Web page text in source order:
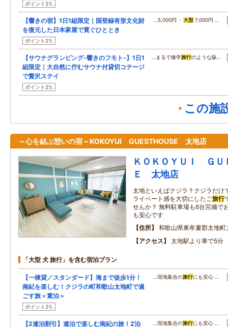
ポイント2%
【響きの宿】1日1組限定｜国登録有形文化財
を復元した日本家屋で寛ぐひととき
ポイント2%
…5,000円 ・ 大型 7,000円 …
【サウナグランピング-響きのフモト-】1日1
組限定｜大自然に佇むサウナ付貸切コテージ
で贅沢ステイ
ポイント2%
…まるで修学旅行のような賑…
この施
～心を結ぶ憩いの宿～KOKOYUI GUESTHOUSE 太地店
ＫＯＫＯＹＵＩ ＧＵ
Ｅ 太地店
太地といえばクジラ？クジラだけ
ライベート感を大切にしたご旅行
せんか？ 無料駐車場も6台完備で
も安心です
住所
和歌山県東牟婁郡太地
アクセス
太地駅より車で5分
「大型 犬 旅行」を含む宿泊プラン
【一棟貸／スタンダード】海まで徒歩1分！
南紀を楽しむ！クジラの町和歌山太地町で過
ごす旅＜素泊＞
ポイント2%
…現地集合の旅行にも安心 …
【2連泊割引】連泊で楽しむ南紀の旅！2泊 …現地集合の旅行にも安心 …